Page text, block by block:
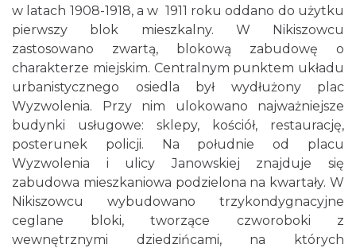
w latach 1908-1918, a w 1911 roku oddano do użytku
pierwszy blok mieszkalny. W Nikiszowcu
zastosowano zwartą, blokową zabudowę o
charakterze miejskim. Centralnym punktem układu
urbanistycznego osiedla był wydłużony plac
Wyzwolenia. Przy nim ulokowano najważniejsze
budynki usługowe: sklepy, kościół, restaurację,
posterunek policji. Na południe od placu
Wyzwolenia i ulicy Janowskiej znajduje się
zabudowa mieszkaniowa podzielona na kwartały. W
Nikiszowcu wybudowano trzykondygnacyjne
ceglane bloki, tworzące czworoboki z
wewnętrznymi dziedzińcami, na których